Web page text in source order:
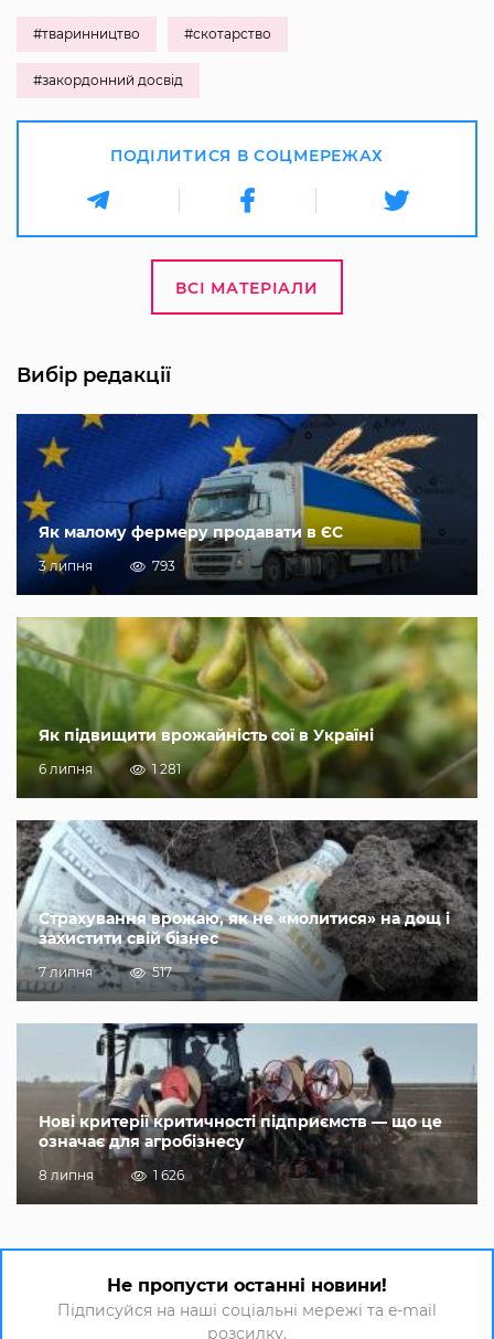
#тваринництво #скотарство
#закордонний досвід
ПОДІЛИТИСЯ В СОЦМЕРЕЖАХ
ВСІ МАТЕРІАЛИ
Вибір редакції
Як малому фермеру продавати в ЄС
3 липня 793
Як підвищити врожайність сої в Україні
6 липня 1 281
Страхування врожаю, як не «молитися» на дощ і
захистити свій бізнес
7 липня 517
Нові критерії критичності підприємств — що це
означає для агробізнесу
8 липня 1 626
Не пропусти останні новини!
Підписуйся на наші соціальні мережі та e-mail
розсилку.